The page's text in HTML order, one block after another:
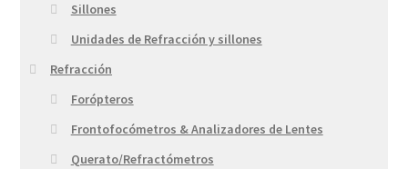
Sillones
Unidades de Refracción y sillones
Refracción
Forópteros
Frontofocómetros & Analizadores de Lentes
Querato/Refractómetros